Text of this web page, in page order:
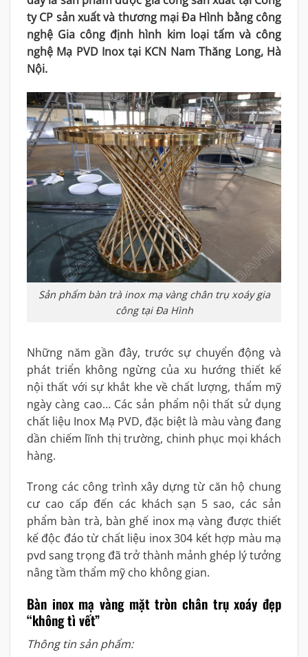
ty CP sản xuất và thương mại Đa Hình bằng công
nghệ Gia công định hình kim loại tấm và công
nghệ Mạ PVD Inox tại KCN Nam Thăng Long, Hà
Nội.
Sản phẩm bàn trà inox mạ vàng chân trụ xoáy gia
công tại Đa Hình
Những năm gần đây, trước sự chuyển động và
phát triển không ngừng của xu hướng thiết kế
nội thất với sự khắt khe về chất lượng, thẩm mỹ
ngày càng cao… Các sản phẩm nội thất sử dụng
chất liệu Inox Mạ PVD, đặc biệt là màu vàng đang
dần chiếm lĩnh thị trường, chinh phục mọi khách
hàng.
Trong các công trình xây dựng từ căn hộ chung
cư cao cấp đến các khách sạn 5 sao, các sản
phẩm bàn trà, bàn ghế inox mạ vàng được thiết
kế độc đáo từ chất liệu inox 304 kết hợp màu mạ
pvd sang trọng đã trở thành mảnh ghép lý tưởng
nâng tầm thẩm mỹ cho không gian.
Bàn inox mạ vàng mặt tròn chân trụ xoáy đẹp
“không tì vết”
Thông tin sản phẩm: